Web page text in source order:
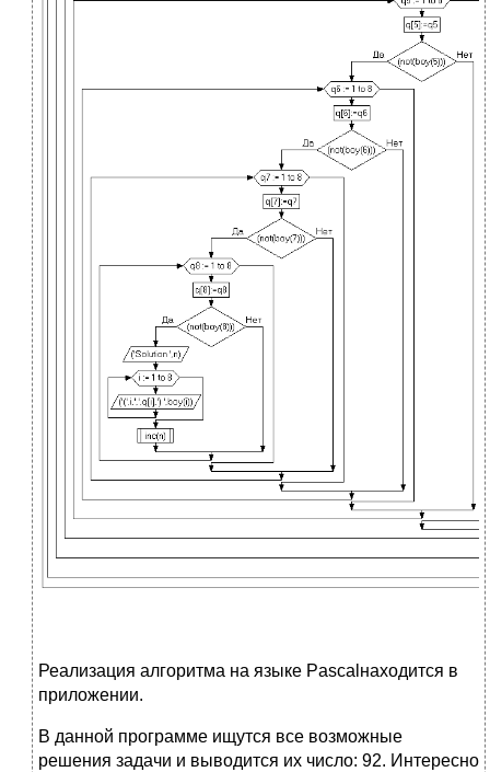
Реализация алгоритма на языке Pascalнаходится в
приложении.
В данной программе ищутся все возможные
решения задачи и выводится их число: 92. Интересно